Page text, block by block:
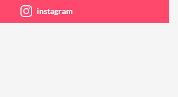
instagram